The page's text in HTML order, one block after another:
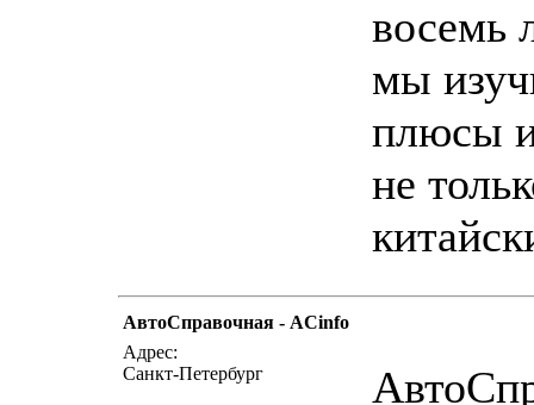
восемь
мы
плюсы
не
АвтоСправочная - ACinfo
Адрес:
Санкт-Петербург